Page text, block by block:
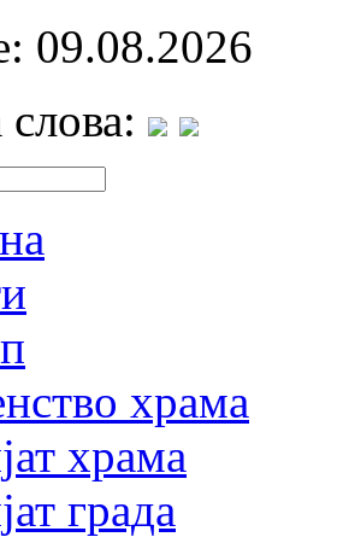
09.08.2026
храма
храма
града